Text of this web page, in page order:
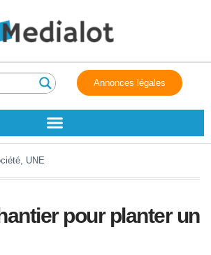
Annonces légales
, UNE
pour planter un